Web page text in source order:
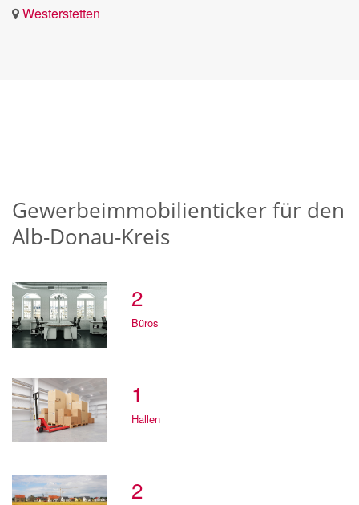
Westerstetten
Gewerbeimmobilienticker für den
Alb-Donau-Kreis
2
Büros
1
Hallen
2